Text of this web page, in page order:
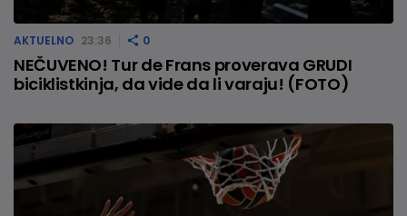
AKTUELNO 23:36 0
NEČUVENO! Tur de Frans proverava GRUDI
biciklistkinja, da vide da li varaju! (FOTO)